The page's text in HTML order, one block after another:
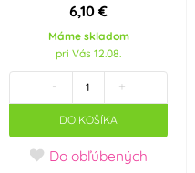
6,10 €
Máme skladom
pri Vás 12.08.
- +
DO KOŠÍKA
Do obľúbených